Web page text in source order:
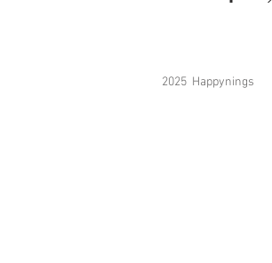
2025 Happynings